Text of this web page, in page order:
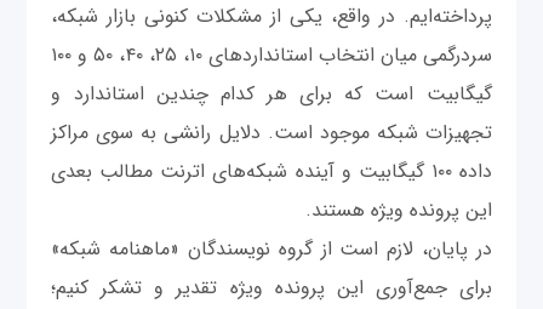
پرداخته‌ایم. در واقع، یکی از مشکلات کنونی بازار شبکه،
سردرگمی میان انتخاب استانداردهای ۱۰، ۲۵، ۴۰، ۵۰ و ۱۰۰
گیگابیت است که برای هر کدام چندین استاندارد و
تجهیزات شبکه موجود است. دلایل رانشی به سوی مراکز
داده ۱۰۰ گیگابیت و آینده شبکه‌های اترنت مطالب بعدی
این پرونده ویژه هستند.
در پایان، لازم است از گروه نویسندگان «ماهنامه شبکه»
برای جمع‌آوری این پرونده ویژه تقدیر و تشکر کنیم؛